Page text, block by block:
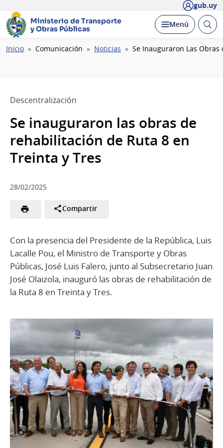
gub.uy
Ministerio de Transporte
y Obras Públicas
Desplegar
Menú Abrir
Ruta
Inicio Comunicación Noticias Se Inauguraron Las
Descentralización
Se inauguraron las obras de
rehabilitación de Ruta 8 en
Treinta y Tres
28/02/2025
Compartir
Con la presencia del Presidente de la República, Luis
Lacalle Pou, el Ministro de Transporte y Obras
Públicas, José Luis Falero, junto al Subsecretario Juan
José Olaizola, inauguró las obras de rehabilitación de
la Ruta 8 en Treinta y Tres.